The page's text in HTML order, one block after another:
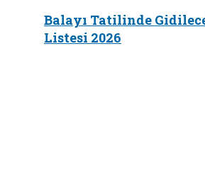
Balayı Tatilinde
Listesi 2026